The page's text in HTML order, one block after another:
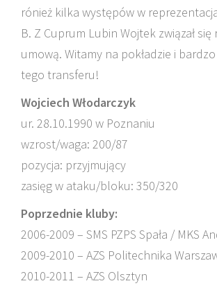
rónież kilka występów w
B. Z Cuprum Lubin Wojtek związał się
umową. Witamy na pokładzie i
tego transferu!
Wojciech Włodarczyk
ur. 28.10.1990 w Poznaniu
wzrost/waga: 200/87
pozycja: przyjmujący
zasięg w ataku/bloku: 350/320
Poprzednie kluby:
2006-2009 – SMS PZPS Spała / MKS
2009-2010 – AZS Politechnika
2010-2011 – AZS Olsztyn